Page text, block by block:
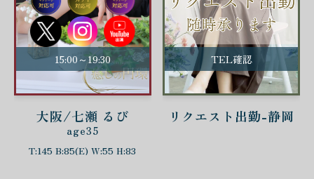
15:00～19:30
大阪/七瀬 るび
age35
T:145 B:85(E) W:55 H:83
TEL確認
リクエスト出勤-静岡